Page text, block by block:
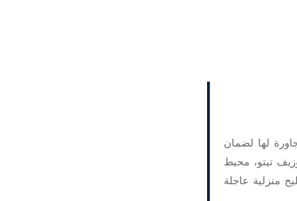
لها لضمان
تيتو، محيط
منزلية عاجلة